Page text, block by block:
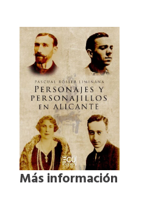
Más información